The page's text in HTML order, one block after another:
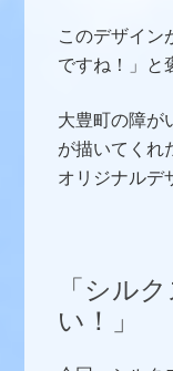
このデザイン
ですね！」と
大豊町の障が
が描いてくれ
オリジナルデ
「シル
い！」